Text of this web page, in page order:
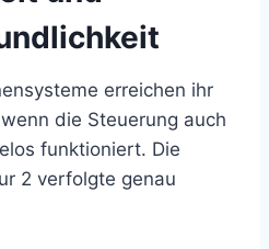
erreichen ihr
die Steuerung auch
funktioniert. Die
2 verfolgte genau